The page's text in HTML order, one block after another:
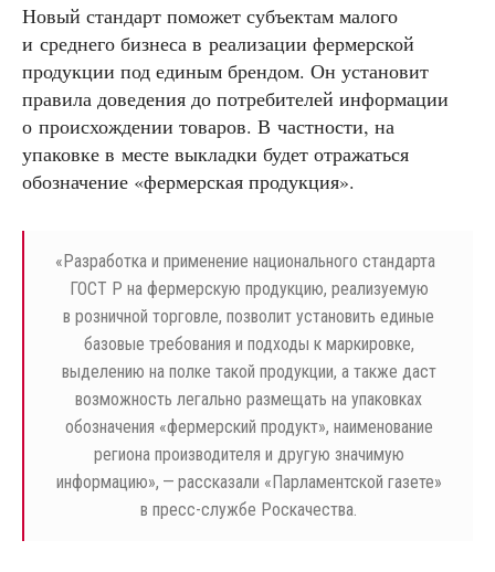
Новый стандарт поможет субъектам малого
и среднего бизнеса в реализации фермерской
продукции под единым брендом. Он установит
правила доведения до потребителей информации
о происхождении товаров. В частности, на
упаковке в месте выкладки будет отражаться
обозначение «фермерская продукция».
«Разработка и применение национального стандарта
ГОСТ Р на фермерскую продукцию, реализуемую
в розничной торговле, позволит установить единые
базовые требования и подходы к маркировке,
выделению на полке такой продукции, а также даст
возможность легально размещать на упаковках
обозначения «фермерский продукт», наименование
региона производителя и другую значимую
информацию», — рассказали «Парламентской газете»
в пресс-службе Роскачества.